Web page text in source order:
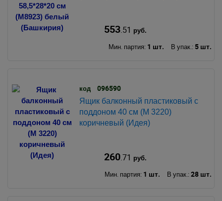
553.51 руб.
Мин. партия: 1 шт. В упак.: 5 шт.
код 096590
Ящик балконный пластиковый с
поддоном 40 см (М 3220)
коричневый (Идея)
260.71 руб.
Мин. партия: 1 шт. В упак.: 28 шт.